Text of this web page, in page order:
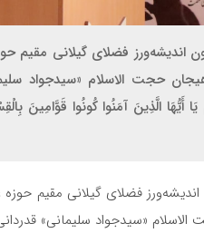
فضلای گیلانی مقیم
حجت الاسلام «سیدجواد
فضلای گیلانی مقیم حوزه
الاسلام «سیدجواد سلیمانی»